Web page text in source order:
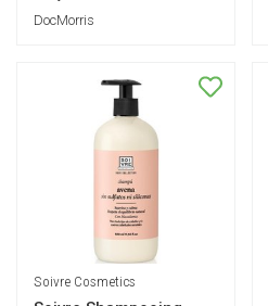
DocMorris
Soivre Cosmetics